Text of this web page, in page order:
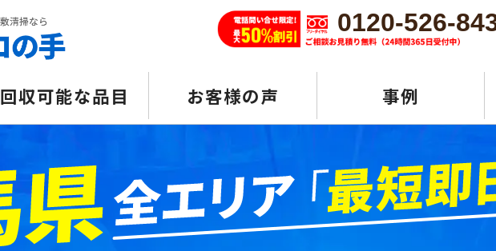
0120-526-
回収可能な品目 お客様の声 事例